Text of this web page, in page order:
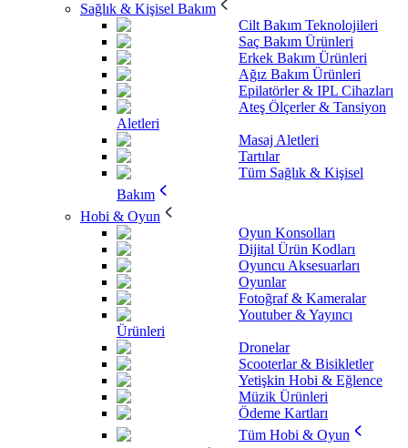
Sağlık & Kişisel Bakım
Cilt Bakım Teknolojileri
Saç Bakım Ürünleri
Erkek Bakım Ürünleri
Ağız Bakım Ürünleri
Epilatörler & IPL Cihazları
Ateş Ölçerler & Tansiyon
Aletleri
Masaj Aletleri
Tartılar
Tüm Sağlık & Kişisel
Bakım
Hobi & Oyun
Oyun Konsolları
Dijital Ürün Kodları
Oyuncu Aksesuarları
Oyunlar
Fotoğraf & Kameralar
Youtuber & Yayıncı
Ürünleri
Dronelar
Scooterlar & Bisikletler
Yetişkin Hobi & Eğlence
Müzik Ürünleri
Ödeme Kartları
Tüm Hobi & Oyun